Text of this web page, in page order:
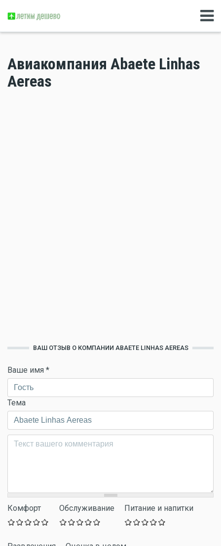
Авиакомпания Abaete Linhas
Aereas
ВАШ ОТЗЫВ О КОМПАНИИ ABAETE LINHAS AEREAS
Ваше имя *
Тема
Комментарий*
Комфорт Обслуживание Питание и напитки